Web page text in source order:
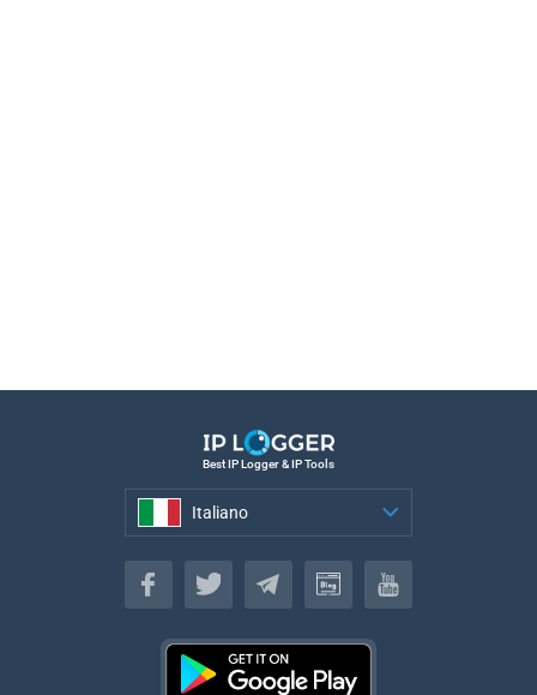
Best IP Logger & IP Tools
Italiano
Italiano